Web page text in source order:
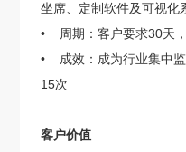
坐席、定制软件及可视化
• 周期：客户要求30天
• 成效：成为行业集中
15次
客户价值